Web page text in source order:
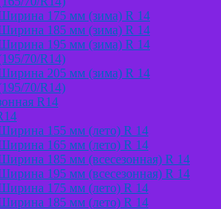
175 мм (зима) R 14
185 мм (зима) R 14
195 мм (зима) R 14
70/R14)
205 мм (зима) R 14
70/R14)
R14
155 мм (лето) R 14
165 мм (лето) R 14
185 мм (всесезонная) R 14
195 мм (всесезонная) R 14
175 мм (лето) R 14
185 мм (лето) R 14